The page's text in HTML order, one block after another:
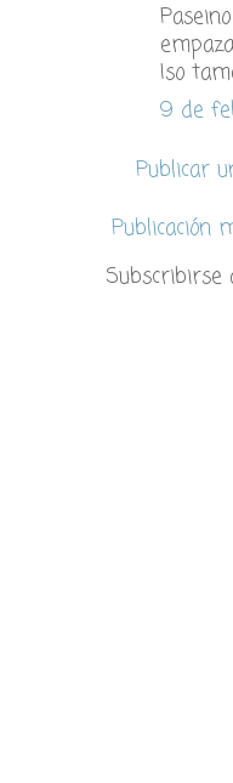
Iso
9 de
Publicar
Publicación
Subscribirse